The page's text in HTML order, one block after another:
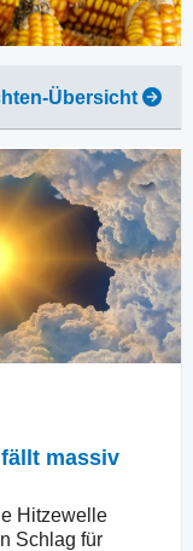
Übersicht
massiv
Hitzewelle
Schlag für